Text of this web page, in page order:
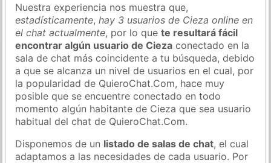
Nuestra experiencia nos muestra que,
estadísticamente,hay 3 usuarios de Cieza online en
el chat actualmente, por lo quete resultará fácil
encontrar algún usuario de Cieza conectado en la
sala de chat más coincidente a tu búsqueda, debido
a que se alcanza un nivel de usuarios en el cual, por
la popularidad de QuieroChat.Com, hace muy
posible que se encuentre conectado en todo
momento algún habitante de Cieza que sea usuario
habitual del chat de QuieroChat.Com.
Disponemos de un listado de salas de chat, el cual
adaptamos a las necesidades de cada usuario. Por